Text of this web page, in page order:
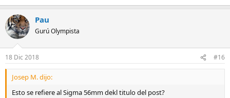
Pau
Gurú Olympista
18 Dic 2018 #16
Josep M. dijo:
Esto se refiere al Sigma 56mm dekl titulo del post?